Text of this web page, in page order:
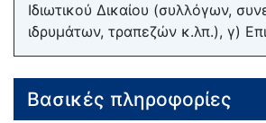
Ιδιωτικού Δικαίου (συλλόγων,
ιδρυμάτων, τραπεζών κ.λπ.), γ)
Βασικές πληροφορίες